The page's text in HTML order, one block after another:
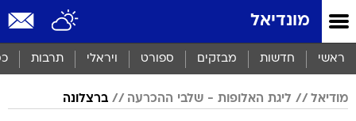
מונדיאל
ראשי חדשות מבזקים ספורט ויראלי תרבות
מודיאל ליגת האלופות - שלבי ההכרעה ברצלונה